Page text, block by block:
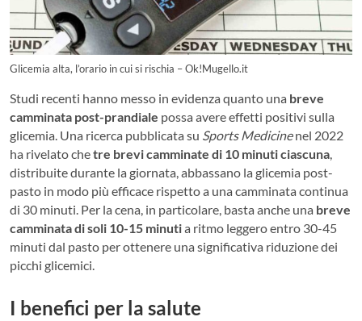
Glicemia alta, l’orario in cui si rischia – Ok!Mugello.it
Studi recenti hanno messo in evidenza quanto una breve
camminata post-prandiale possa avere effetti positivi sulla
glicemia. Una ricerca pubblicata su Sports Medicinenel 2022
ha rivelato chetre brevi camminate di 10 minuti ciascuna,
distribuite durante la giornata, abbassano la glicemia post-
pasto in modo più efficace rispetto a una camminata continua
di 30 minuti. Per la cena, in particolare, basta anche una breve
camminata di soli 10-15 minutia ritmo leggero entro 30-45
minuti dal pasto per ottenere una significativa riduzione dei
picchi glicemici.
I benefici per la salute